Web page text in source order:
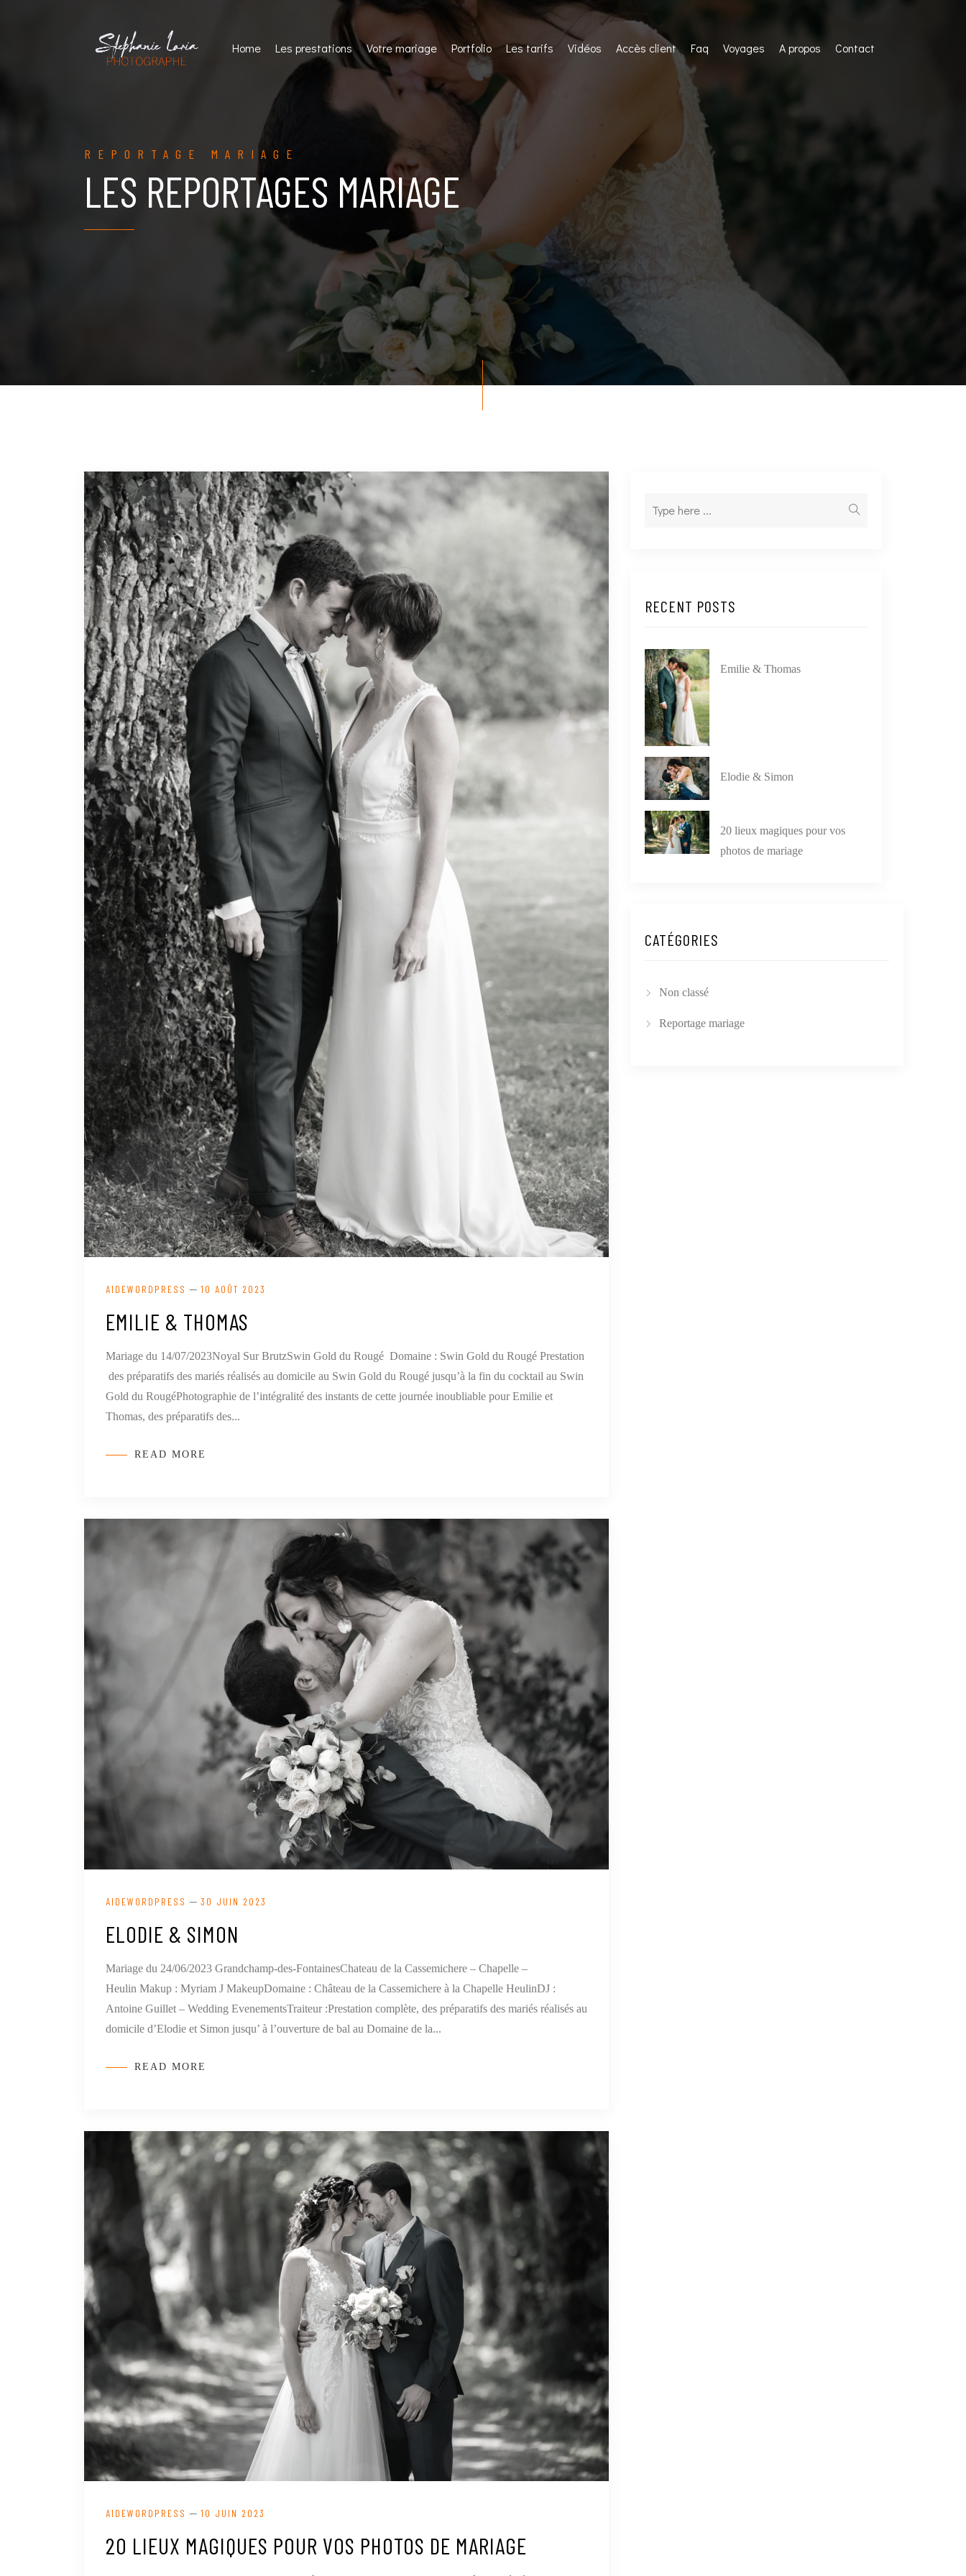
Home Les prestations Votre mariage Portfolio Les tarifs Vidéos Accès client Faq Voyages A propos Contact
REPORTAGE MARIAGE
LES REPORTAGES MARIAGE
AIDEWORDPRESS — 10 AOÛT 2023
EMILIE & THOMAS
Mariage du 14/07/2023Noyal Sur BrutzSwin Gold du Rougé Domaine : Swin Gold du Rougé Prestation
des préparatifs des mariés réalisés au domicile au Swin Gold du Rougé jusqu’à la fin du cocktail au Swin
Gold du RougéPhotographie de l’intégralité des instants de cette journée inoubliable pour Emilie et
Thomas, des préparatifs des...
READ MORE
AIDEWORDPRESS — 30 JUIN 2023
ELODIE & SIMON
Mariage du 24/06/2023 Grandchamp-des-FontainesChateau de la Cassemichere – Chapelle –
Heulin Makup : Myriam J MakeupDomaine : Château de la Cassemichere à la Chapelle HeulinDJ :
Antoine Guillet – Wedding EvenementsTraiteur :Prestation complète, des préparatifs des mariés réalisés au
domicile d’Elodie et Simon jusqu’ à l’ouverture de bal au Domaine de la...
READ MORE
AIDEWORDPRESS — 10 JUIN 2023
20 LIEUX MAGIQUES POUR VOS PHOTOS DE MARIAGE
RECENT POSTS
Emilie & Thomas
Elodie & Simon
20 lieux magiques pour vos
photos de mariage
CATÉGORIES
Non classé
Reportage mariage